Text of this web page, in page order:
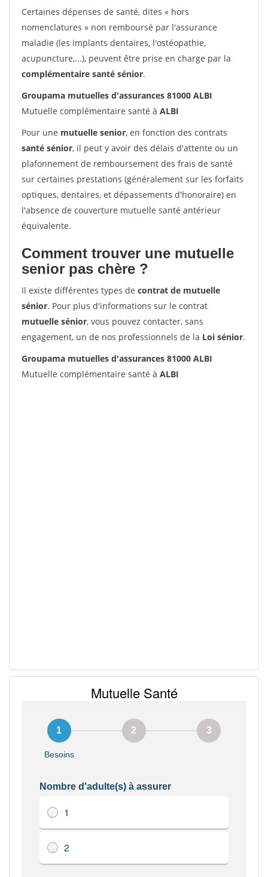
Certaines dépenses de santé, dites « hors
nomenclatures » non remboursé par l'assurance
maladie (les implants dentaires, l'ostéopathie,
acupuncture,...), peuvent être prise en charge par la
complémentaire santé sénior.
Groupama mutuelles d'assurances 81000 ALBI
Mutuelle complémentaire santé à ALBI
Pour une mutuelle senior, en fonction des contrats
santé sénior, il peut y avoir des délais d'attente ou un
plafonnement de remboursement des frais de santé
sur certaines prestations (généralement sur les forfaits
optiques, dentaires, et dépassements d'honoraire) en
l'absence de couverture mutuelle santé antérieur
équivalente.
Comment trouver une mutuelle
senior pas chère ?
Il existe différentes types de contrat de mutuelle
sénior. Pour plus d'informations sur le contrat
mutuelle sénior, vous pouvez contacter, sans
engagement, un de nos professionnels de la Loi sénior.
Groupama mutuelles d'assurances 81000 ALBI
Mutuelle complémentaire santé à ALBI